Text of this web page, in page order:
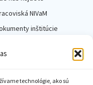
technológie, ako sú
NIVaM
inštitúcie